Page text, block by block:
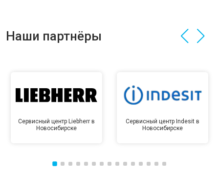
Наши партнёры
Сервисный центр Liebherr в
Новосибирске
Сервисный центр Indesit в
Новосибирске